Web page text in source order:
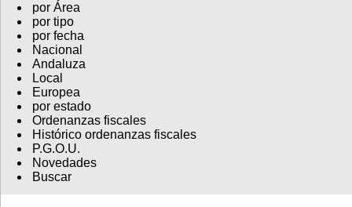
por Área
por tipo
por fecha
Nacional
Andaluza
Local
Europea
por estado
Ordenanzas fiscales
Histórico ordenanzas fiscales
P.G.O.U.
Novedades
Buscar